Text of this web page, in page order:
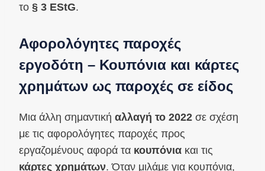
το § 3 EStG.
Αφορολόγητες παροχές
εργοδότη – Κουπόνια και κάρτες
χρημάτων ως παροχές σε είδος
Μια άλλη σημαντική αλλαγή το 2022 σε σχέση
με τις αφορολόγητες παροχές προς
εργαζομένους αφορά τα κουπόνια και τις
κάρτες χρημάτων. Όταν μιλάμε για κουπόνια,